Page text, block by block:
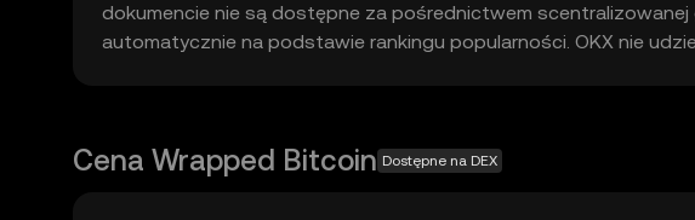
dokumencie nie są dostępne za pośrednictwem scentralizowanej
automatycznie na podstawie rankingu popularności. OKX nie
Cena Wrapped Bitcoin Dostępne na DEX